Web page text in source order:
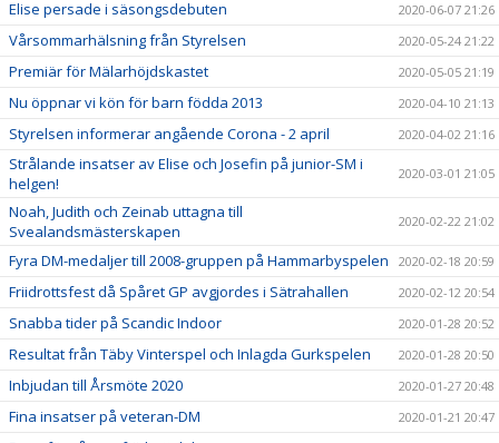
Elise persade i säsongsdebuten 2020-06-07 21:26
Vårsommarhälsning från Styrelsen 2020-05-24 21:22
Premiär för Mälarhöjdskastet 2020-05-05 21:19
Nu öppnar vi kön för barn födda 2013 2020-04-10 21:13
Styrelsen informerar angående Corona - 2 april 2020-04-02 21:16
Strålande insatser av Elise och Josefin på junior-SM i
helgen!
2020-03-01 21:05
Noah, Judith och Zeinab uttagna till
Svealandsmästerskapen
2020-02-22 21:02
Fyra DM-medaljer till 2008-gruppen på Hammarbyspelen 2020-02-18 20:59
Friidrottsfest då Spåret GP avgjordes i Sätrahallen 2020-02-12 20:54
Snabba tider på Scandic Indoor 2020-01-28 20:52
Resultat från Täby Vinterspel och Inlagda Gurkspelen 2020-01-28 20:50
Inbjudan till Årsmöte 2020 2020-01-27 20:48
Fina insatser på veteran-DM 2020-01-21 20:47